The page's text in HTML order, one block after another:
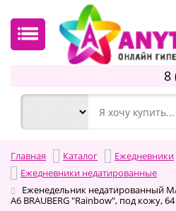
8
Главная Каталог
Ежедневники
Ежедневники недатированные
Еженедельник
А6 BRAUBERG "Rainbow", под кожу,